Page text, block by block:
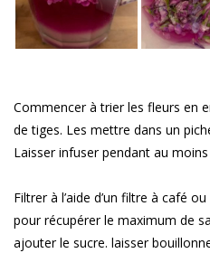
Commencer à trier les fleurs en
de tiges. Les mettre dans un
Laisser infuser pendant au
Filtrer à l’aide d’un filtre à café
pour récupérer le maximum de
ajouter le sucre. laisser